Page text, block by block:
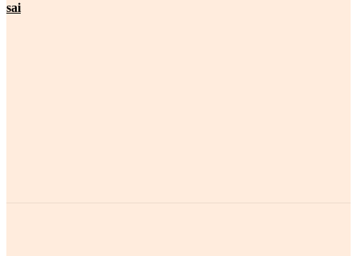
sai